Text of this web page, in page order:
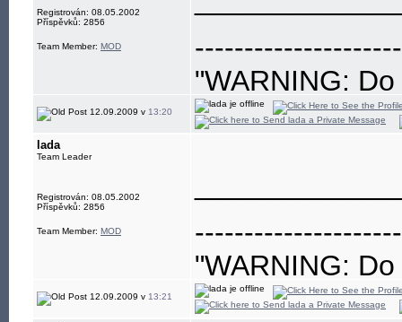
Registrován: 08.05.2002
Příspěvků: 2856
Team Member: MOD
"WARNING:
eye"
12.09.2009 v 13:20
lada
Team Leader
Registrován: 08.05.2002
Příspěvků: 2856
Team Member: MOD
"WARNING:
eye"
12.09.2009 v 13:21